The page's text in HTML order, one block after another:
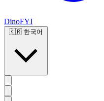
DinoFYI
🇰🇷 한국어